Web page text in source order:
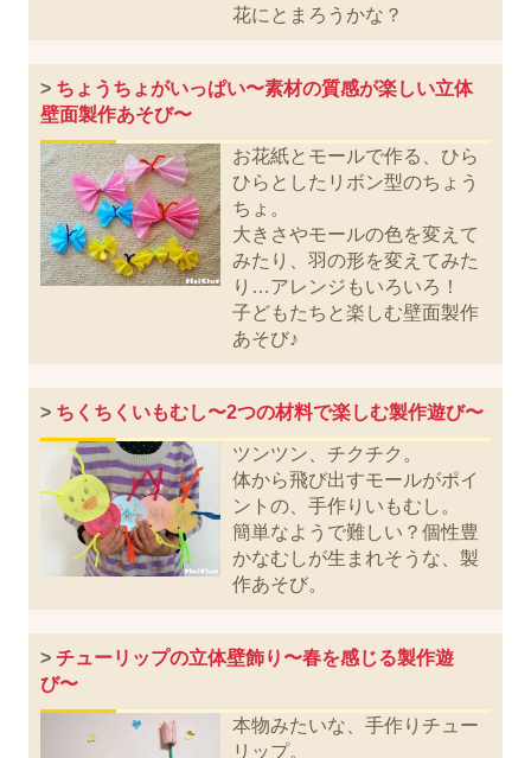
花にとまろうかな？
> ちょうちょがいっぱい〜素材の質感が楽しい立体
壁面製作あそび〜
お花紙とモールで作る、ひら
ひらとしたリボン型のちょう
ちょ。
大きさやモールの色を変えて
みたり、羽の形を変えてみた
り…アレンジもいろいろ！
子どもたちと楽しむ壁面製作
あそび♪
> ちくちくいもむし〜2つの材料で楽しむ製作遊び〜
ツンツン、チクチク。
体から飛び出すモールがポイ
ントの、手作りいもむし。
簡単なようで難しい？個性豊
かなむしが生まれそうな、製
作あそび。
> チューリップの立体壁飾り〜春を感じる製作遊
び〜
本物みたいな、手作りチュー
リップ。